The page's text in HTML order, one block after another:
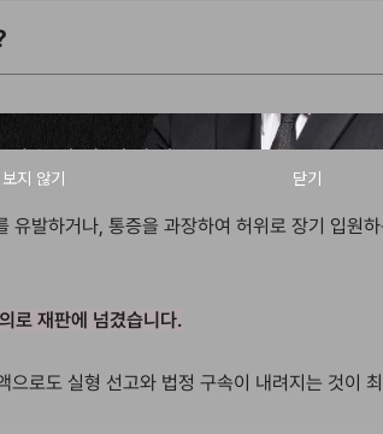
험사로부터 수천만 원에 달하는 보험금을 지급
유발하거나, 통증을 과장하여 허위로 장기 입원
로 재판에 넘겼습니다.
로도 실형 선고와 법정 구속이 내려지는 것이